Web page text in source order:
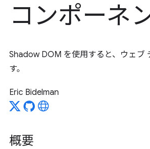
コンポーネ
Shadow DOM を使用すると、ウェブ
す。
Eric Bidelman
概要